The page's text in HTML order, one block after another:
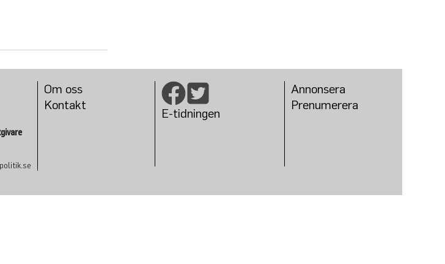
Om oss
Kontakt
E-tidningen
Annonsera
Prenumerera